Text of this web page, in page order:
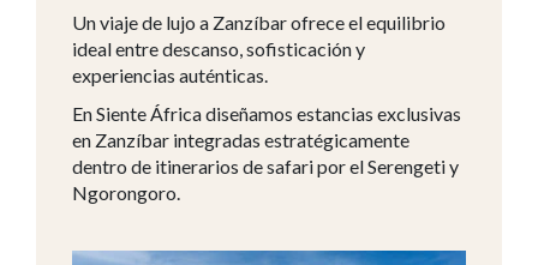
Un viaje de lujo a Zanzíbar ofrece el equilibrio
ideal entre descanso, sofisticación y
experiencias auténticas.
En Siente África diseñamos estancias exclusivas
en Zanzíbar integradas estratégicamente
dentro de itinerarios de safari por el Serengeti y
Ngorongoro.